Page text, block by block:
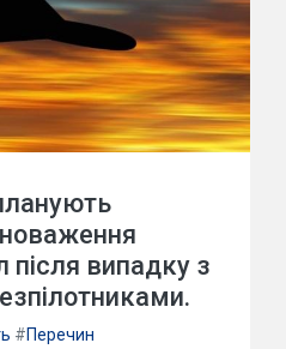
після випадку з
#Перечин